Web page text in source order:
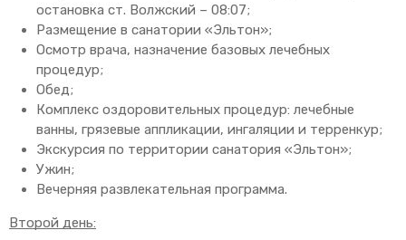
Для маломобильных
пассажиров
остановка ст. Волжский – 08:07;
Размещение в санатории «Эльтон»;
Осмотр врача, назначение базовых лечебных
процедур;
Обед;
Комплекс оздоровительных процедур: лечебные
ванны, грязевые аппликации, ингаляции и терренкур;
Экскурсия по территории санатория «Эльтон»;
Ужин;
Вечерняя развлекательная программа.
Второй день: